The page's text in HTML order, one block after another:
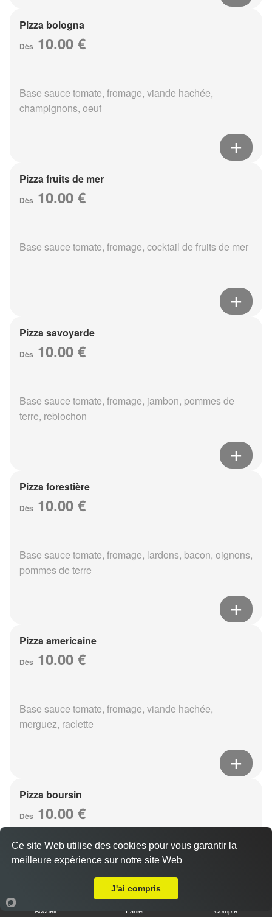
Pizza bologna
Dès 10.00 €
Base sauce tomate, fromage, viande hachée,
champignons, oeuf
Pizza fruits de mer
Dès 10.00 €
Base sauce tomate, fromage, cocktail de fruits de mer
Pizza savoyarde
Dès 10.00 €
Base sauce tomate, fromage, jambon, pommes de
terre, reblochon
Pizza forestière
Dès 10.00 €
Base sauce tomate, fromage, lardons, bacon, oignons,
pommes de terre
Pizza americaine
Dès 10.00 €
Base sauce tomate, fromage, viande hachée,
merguez, raclette
Pizza boursin
Dès 10.00 €
Base sauce tomate, fromage, viande hachée, boursin,
Accueil Panier Compte
Ce site Web utilise des cookies pour vous garantir la
meilleure expérience sur notre site Web
J'ai compris